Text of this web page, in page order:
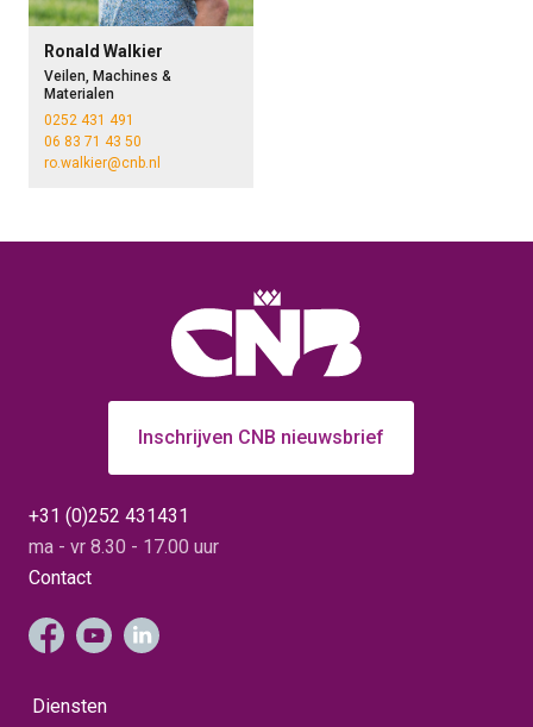
Ronald Walkier
Veilen, Machines &
Materialen
0252 431 491
06 83 71 43 50
ro.walkier@cnb.nl
Inschrijven CNB nieuwsbrief
+31 (0)252 431431
ma - vr 8.30 - 17.00 uur
Contact
Diensten